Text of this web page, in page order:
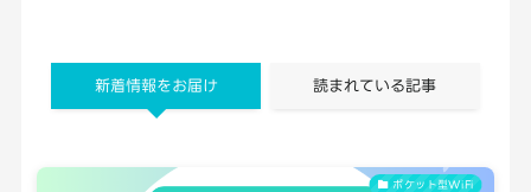
新着情報をお届け 読まれている記事
ポケット型WiFi